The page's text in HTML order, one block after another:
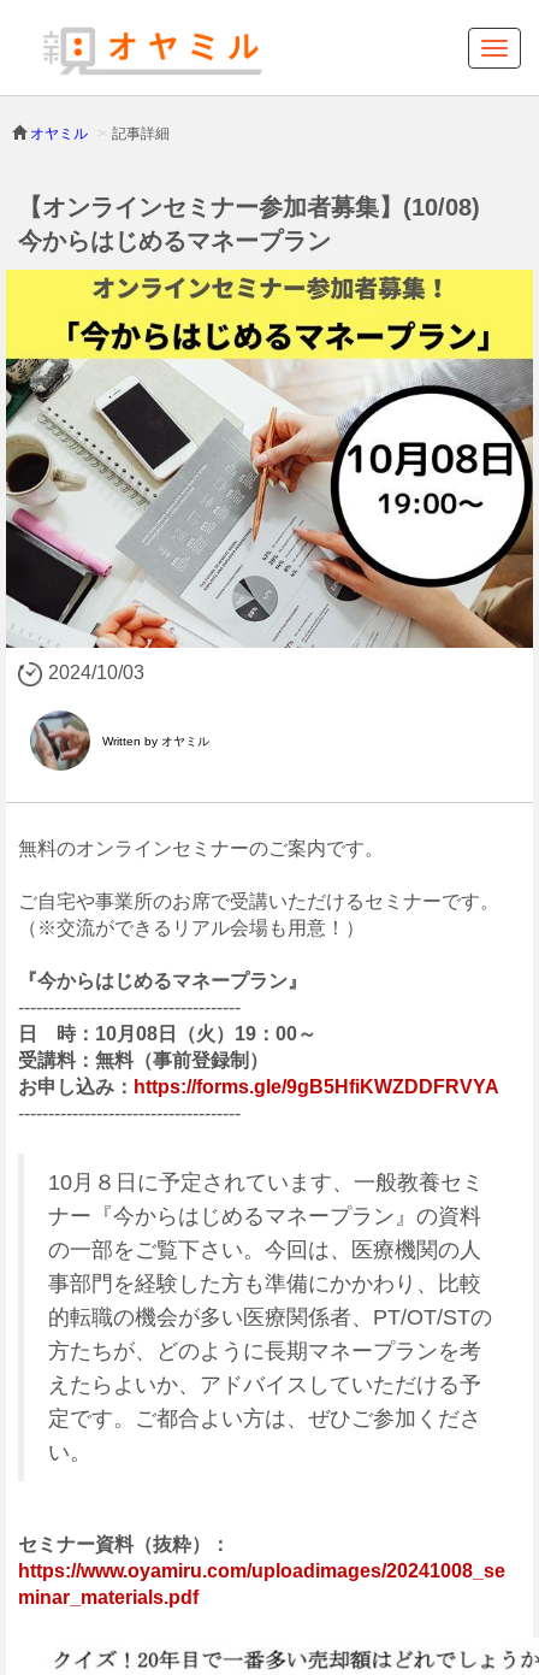
オヤミル 記事詳細
【オンラインセミナー参加者募集】(10/08)
今からはじめるマネープラン
2024/10/03
Written by オヤミル
無料のオンラインセミナーのご案内です。
ご自宅や事業所のお席で受講いただけるセミナーです。
（※交流ができるリアル会場も用意！）
『今からはじめるマネープラン』
-------------------------------------
日 時：10月08日（火）19：00～
受講料：無料（事前登録制）
お申し込み： https://forms.gle/9gB5HfiKWZDDFRVYA
-------------------------------------
10月８日に予定されています、一般教養セミ
ナー『今からはじめるマネープラン』の資料
の一部をご覧下さい。今回は、医療機関の人
事部門を経験した方も準備にかかわり、比較
的転職の機会が多い医療関係者、PT/OT/STの
方たちが、どのように長期マネープランを考
えたらよいか、アドバイスしていただける予
定です。ご都合よい方は、ぜひご参加くださ
い。
セミナー資料（抜粋）：
https://www.oyamiru.com/uploadimages/20241008_se
minar_materials.pdf